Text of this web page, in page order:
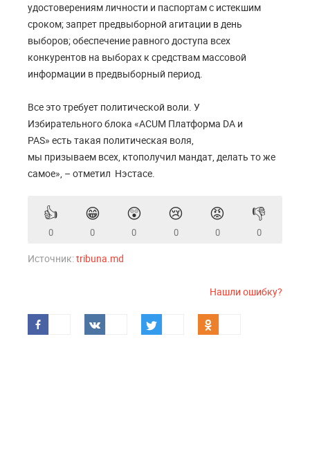
удостоверениям личности и паспортам с истекшим
сроком; запрет предвыборной агитации в день
выборов; обеспечение равного доступа всех
конкурентов на выборах к средствам массовой
информации в предвыборный период.
Все это требует политической воли. У
Избирательного блока «ACUM Платформа DA и
PAS» есть такая политическая воля,
мы призываем всех, ктополучил мандат, делать то же
самое», – отметил Нэстасе.
👍
0
😁
0
😲
0
😢
0
😡
0
👎
0
Источник:tribuna.md
Нашли ошибку?